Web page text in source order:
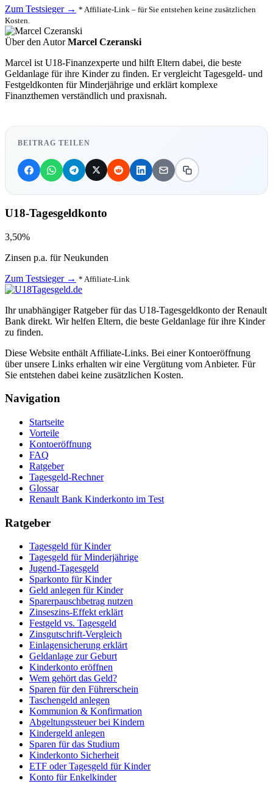
Zum Testsieger → * Affiliate-Link – für Sie entstehen keine zusätzlichen
Kosten.
Über den Autor Marcel Czeranski
Marcel ist U18-Finanzexperte und hilft Eltern dabei, die beste
Geldanlage für ihre Kinder zu finden. Er vergleicht Tagesgeld- und
Festgeldkonten für Minderjährige und erklärt komplexe
Finanzthemen verständlich und praxisnah.
BEITRAG TEILEN
U18-Tagesgeldkonto
3,50%
Zinsen p.a. für Neukunden
Zum Testsieger → * Affiliate-Link
Ihr unabhängiger Ratgeber für das U18-Tagesgeldkonto der Renault
Bank direkt. Wir helfen Eltern, die beste Geldanlage für ihre Kinder
zu finden.
Diese Website enthält Affiliate-Links. Bei einer Kontoeröffnung
über unsere Links erhalten wir eine Vergütung vom Anbieter. Für
Sie entstehen dabei keine zusätzlichen Kosten.
Navigation
Startseite
Vorteile
Kontoeröffnung
FAQ
Ratgeber
Tagesgeld-Rechner
Glossar
Renault Bank Kinderkonto im Test
Ratgeber
Tagesgeld für Kinder
Tagesgeld für Minderjährige
Jugend-Tagesgeld
Sparkonto für Kinder
Geld anlegen für Kinder
Sparerpauschbetrag nutzen
Zinseszins-Effekt erklärt
Festgeld vs. Tagesgeld
Zinsgutschrift-Vergleich
Einlagensicherung erklärt
Geldanlage zur Geburt
Kinderkonto eröffnen
Wem gehört das Geld?
Sparen für den Führerschein
Taschengeld anlegen
Kommunion & Konfirmation
Abgeltungssteuer bei Kindern
Kindergeld anlegen
Sparen für das Studium
Kinderkonto Sicherheit
ETF oder Tagesgeld für Kinder
Konto für Enkelkinder